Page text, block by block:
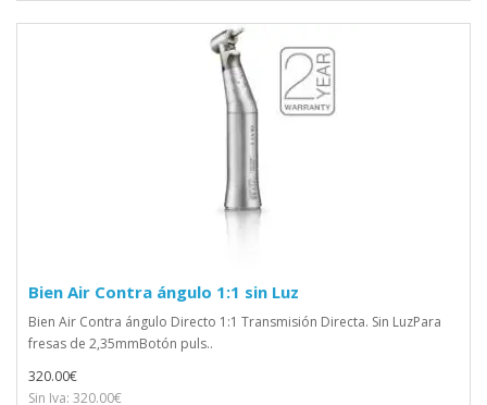
Bien Air Contra ángulo 1:1 sin Luz
Bien Air Contra ángulo Directo 1:1 Transmisión Directa. Sin LuzPara
fresas de 2,35mmBotón puls..
320.00€
Sin Iva: 320.00€